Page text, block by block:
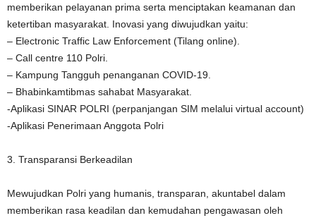
memberikan pelayanan prima serta menciptakan keamanan dan
ketertiban masyarakat. Inovasi yang diwujudkan yaitu:
– Electronic Traffic Law Enforcement (Tilang online).
– Call centre 110 Polri.
– Kampung Tangguh penanganan COVID-19.
– Bhabinkamtibmas sahabat Masyarakat.
-Aplikasi SINAR POLRI (perpanjangan SIM melalui virtual account)
-Aplikasi Penerimaan Anggota Polri
3. Transparansi Berkeadilan
Mewujudkan Polri yang humanis, transparan, akuntabel dalam
memberikan rasa keadilan dan kemudahan pengawasan oleh